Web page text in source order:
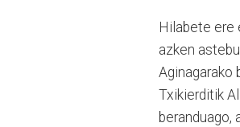
Hilabete ere
azken
Aginagarako
Txikierditik
beranduago,